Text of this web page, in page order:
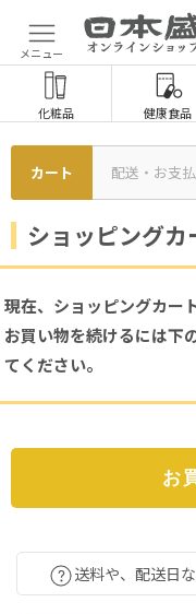
メニュー
化粧品 健康食品
カート 配送・お支
ショッピングカ
現在、ショッピングカー
お買い物を続けるには下
てください。
送料や、配送日